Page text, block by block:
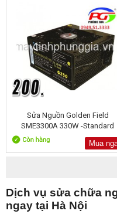
Sửa Nguồn Golden Field
SME3300A 330W -Standard
Mua
Dịch vụ sửa chữa
ngay tại Hà Nội